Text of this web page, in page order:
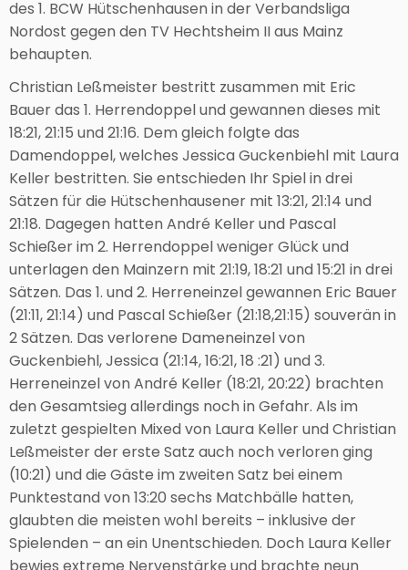
des 1. BCW Hütschenhausen in der Verbandsliga
Nordost gegen den TV Hechtsheim II aus Mainz
behaupten.
Christian Leßmeister bestritt zusammen mit Eric
Bauer das 1. Herrendoppel und gewannen dieses mit
18:21, 21:15 und 21:16. Dem gleich folgte das
Damendoppel, welches Jessica Guckenbiehl mit Laura
Keller bestritten. Sie entschieden Ihr Spiel in drei
Sätzen für die Hütschenhausener mit 13:21, 21:14 und
21:18. Dagegen hatten André Keller und Pascal
Schießer im 2. Herrendoppel weniger Glück und
unterlagen den Mainzern mit 21:19, 18:21 und 15:21 in drei
Sätzen. Das 1. und 2. Herreneinzel gewannen Eric Bauer
(21:11, 21:14) und Pascal Schießer (21:18,21:15) souverän in
2 Sätzen. Das verlorene Dameneinzel von
Guckenbiehl, Jessica (21:14, 16:21, 18 :21) und 3.
Herreneinzel von André Keller (18:21, 20:22) brachten
den Gesamtsieg allerdings noch in Gefahr. Als im
zuletzt gespielten Mixed von Laura Keller und Christian
Leßmeister der erste Satz auch noch verloren ging
(10:21) und die Gäste im zweiten Satz bei einem
Punktestand von 13:20 sechs Matchbälle hatten,
glaubten die meisten wohl bereits – inklusive der
Spielenden – an ein Unentschieden. Doch Laura Keller